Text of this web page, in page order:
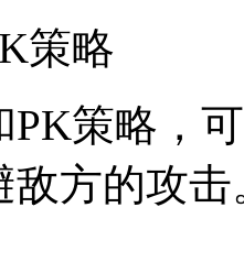
策略
PK策略，
敌方的攻击